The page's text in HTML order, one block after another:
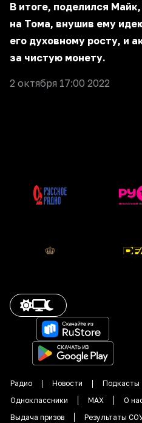
В итоге, поделился
на Тома, внушив ему
его духовному росту, и
за чистую монету.
2 октября 17:00 2022
Радио Новости Подкасты
Одноклассники
MAX О
Выдача призов
Результаты